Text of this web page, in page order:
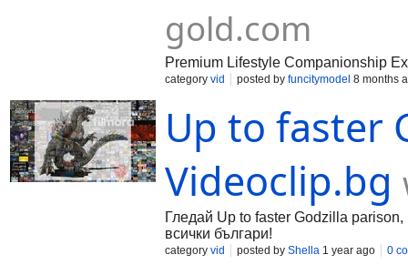
gold.com
Premium Lifestyle Companionship
category vid posted by funcitymodel 8 months
Up to faster
Videoclip.bg
Гледай Up to faster Godzilla
всички българи!
category vid posted by Shella 1 year ago 0